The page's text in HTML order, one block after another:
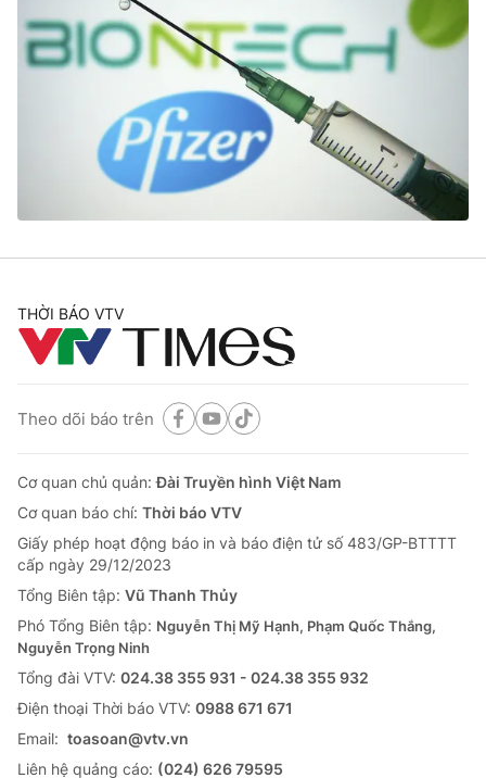
THỜI BÁO VTV
Theo dõi báo trên
Cơ quan chủ quản:Đài Truyền hình Việt Nam
Cơ quan báo chí: Thời báo VTV
Giấy phép hoạt động báo in và báo điện tử số 483/GP-BTTTT
cấp ngày 29/12/2023
Tổng Biên tập: Vũ Thanh Thủy
Phó Tổng Biên tập: Nguyễn Thị Mỹ Hạnh, Phạm Quốc Thắng,
Nguyễn Trọng Ninh
Tổng đài VTV: 024.38 355 931 - 024.38 355 932
Ðiện thoại Thời báo VTV: 0988 671 671
Email: toasoan@vtv.vn
Liên hệ quảng cáo: (024) 626 79595